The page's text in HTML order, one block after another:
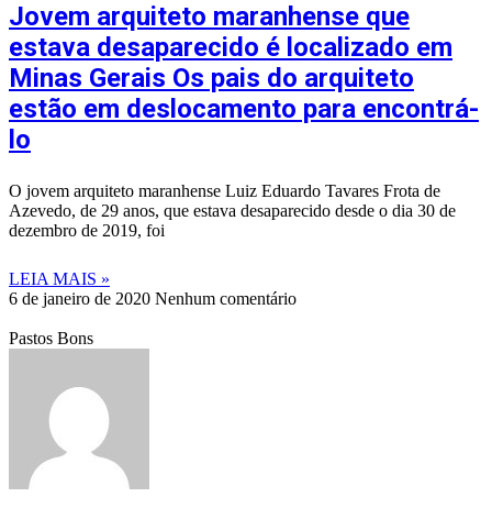
Jovem arquiteto maranhense que
estava desaparecido é localizado em
Minas Gerais Os pais do arquiteto
estão em deslocamento para encontrá-
lo
O jovem arquiteto maranhense Luiz Eduardo Tavares Frota de
Azevedo, de 29 anos, que estava desaparecido desde o dia 30 de
dezembro de 2019, foi
LEIA MAIS »
6 de janeiro de 2020 Nenhum comentário
Pastos Bons